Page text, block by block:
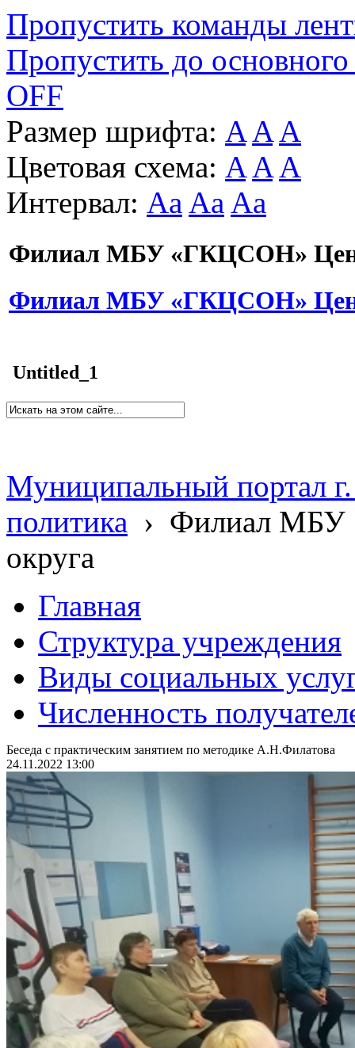
Пропустить команды
Пропустить до основного
OFF
Размер шрифта: A A A
Цветовая схема: A A A
Интервал: Aa Aa Aa
Филиал МБУ «ГКЦСОН»
Филиал МБУ «ГКЦСОН»
Untitled_1
Муниципальный портал
политика › Филиал МБУ
округа
Главная
Структура учреждения
Виды социальных
Численность
Беседа с практическим занятием по методике А.Н.Филатова
24.11.2022 13:00